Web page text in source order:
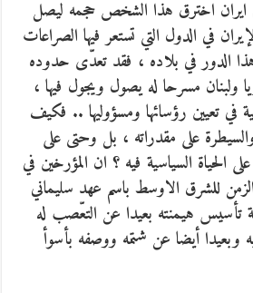
ايران اخترق هذا الشخص حجمه ليصل
في الدول التي تستعر فيها الصراعات
الدور في بلاده ، فقد تعدّى حدوده
ولبنان مسرحا له يصول ويجول فيها ،
في تعيين رؤسائها ومسؤوليها .. فكيف
على مقدراته ، بل وحتى على
السياسية فيه ؟ ان المؤرخين في
للشرق الاوسط باسم عهد سليماني
تأسيس هيمنته بعيدا عن التعّصب له
به وبعيدا أيضا عن شتمه ووصفه بأسوأ